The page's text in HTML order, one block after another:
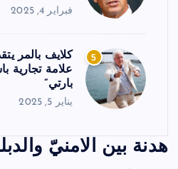
فبراير 4, 2025
5
كلايف بالمر
علامة تجارية
بارتي”
يناير 5, 2025
هدنة بين الامنيّ